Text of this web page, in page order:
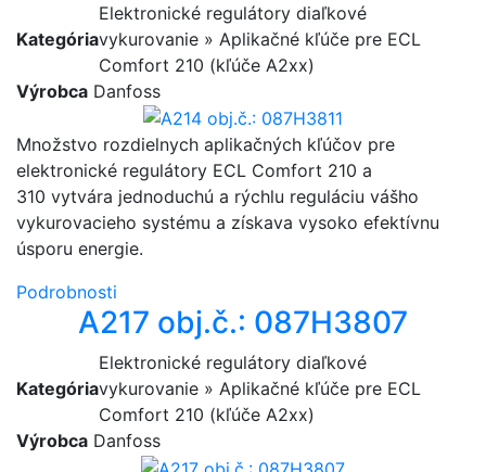
Kategória
Elektronické regulátory diaľkové
vykurovanie » Aplikačné kľúče pre ECL
Comfort 210 (kľúče A2xx)
Výrobca Danfoss
Množstvo rozdielnych aplikačných kľúčov pre
elektronické regulátory ECL Comfort 210 a
310 vytvára jednoduchú a rýchlu reguláciu vášho
vykurovacieho systému a získava vysoko efektívnu
úsporu energie.
Podrobnosti
A217 obj.č.: 087H3807
Kategória
Elektronické regulátory diaľkové
vykurovanie » Aplikačné kľúče pre ECL
Comfort 210 (kľúče A2xx)
Výrobca Danfoss